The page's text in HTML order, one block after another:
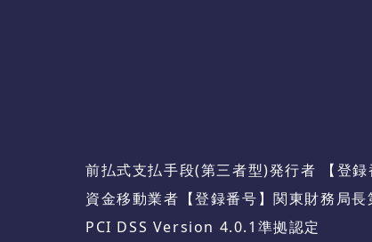
前払式支払手段(第三者型)発行者 【登
資金移動業者【登録番号】関東財務局
PCI DSS Version 4.0.1準拠認定